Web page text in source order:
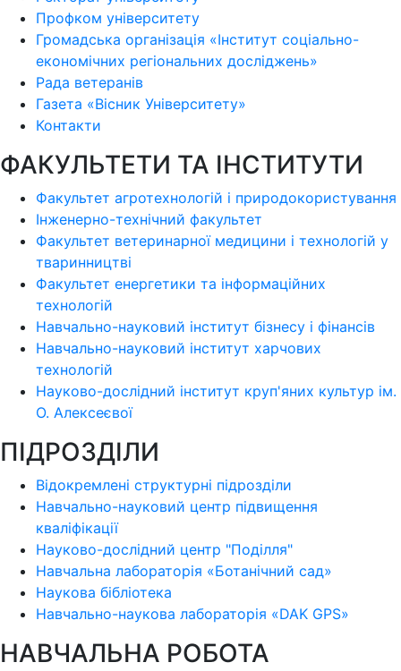
Профком університету
Громадська організація «Інститут соціально-
економічних регіональних досліджень»
Рада ветеранів
Газета «Вісник Університету»
Контакти
ФАКУЛЬТЕТИ ТА ІНСТИТУТИ
Факультет агротехнологій і природокористування
Інженерно-технічний факультет
Факультет ветеринарної медицини і технологій у
тваринництві
Факультет енергетики та інформаційних
технологій
Навчально-науковий інститут бізнесу і фінансів
Навчально-науковий інститут харчових
технологій
Науково-дослідний інститут круп'яних культур ім.
О. Алексеєвої
ПІДРОЗДІЛИ
Відокремлені структурні підрозділи
Навчально-науковий центр підвищення
кваліфікації
Науково-дослідний центр "Поділля"
Навчальна лабораторія «Ботанічний сад»
Наукова бібліотека
Навчально-наукова лабораторія «DAK GPS»
НАВЧАЛЬНА РОБОТА